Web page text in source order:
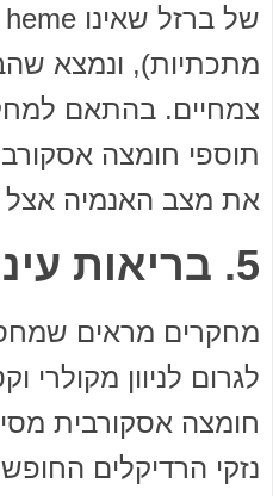
מתכתיות), ונמצא
צמחיים. בהתאם
תוספי חומצה
את מצב האנמיה אצל
5. בריאות עיניים לקויה
לגרום לניוון מקולרי
חומצה אסקורבית
נזקי הרדיקלים